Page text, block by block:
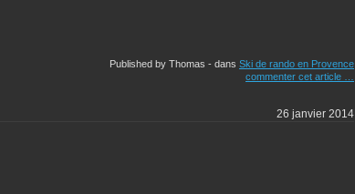
Published by Thomas - dans Ski de rando en Provence
commenter cet article
26 janvier 2014